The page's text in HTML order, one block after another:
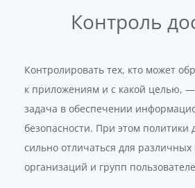
Контроль
Контролировать тех, кто может
к приложениям и с какой целью,
задача в обеспечении
безопасности. При этом политики
сильно отличаться для
организаций и групп